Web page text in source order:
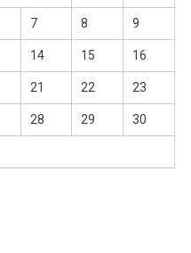
7 8 9
14 15 16
21 22 23
28 29 30